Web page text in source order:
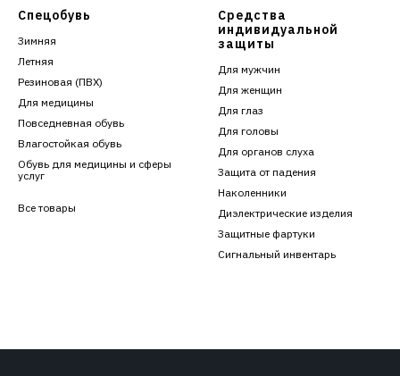
Спецобувь
Зимняя
Летняя
Резиновая (ПВХ)
Для медицины
Повседневная обувь
Влагостойкая обувь
Обувь для медицины и сферы
услуг
Все товары
Средства
индивидуальной
защиты
Для мужчин
Для женщин
Для глаз
Для головы
Для органов слуха
Защита от падения
Наколенники
Диэлектрические изделия
Защитные фартуки
Сигнальный инвентарь